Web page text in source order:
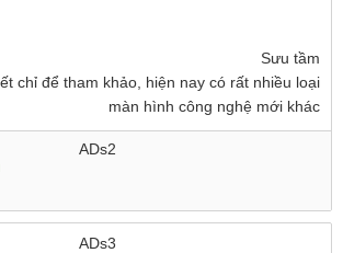
Sưu tầm
chỉ để tham khảo, hiện nay có rất nhiều loại
màn hình công nghệ mới khác
ADs2
ADs3